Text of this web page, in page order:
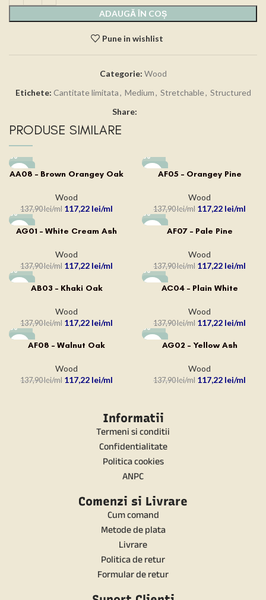
ADAUGĂ ÎN COȘ
Pune in wishlist
Categorie: Wood
Etichete: Cantitate limitata, Medium, Stretchable, Structured
Share:
PRODUSE SIMILARE
-15%
AA08 – Brown Orangey Oak
Wood
137,90lei 117,22 lei
-15%AF05 – Orangey Pine
Wood
137,90lei 117,22 lei
-15%
AG01 – White Cream Ash
Wood
137,90lei 117,22 lei
-15% AF07 – Pale Pine
Wood
137,90lei 117,22 lei
-15%AB03 – Khaki Oak
Wood
137,90lei 117,22 lei
-15%AC04 – Plain White
Wood
137,90lei 117,22 lei
-15%AF08 – Walnut Oak
Wood
137,90lei 117,22 lei
-15%AG02 – Yellow Ash
Wood
137,90lei 117,22 lei
Informatii
Termeni si conditii
Confidentialitate
Politica cookies
ANPC
Comenzi si Livrare
Cum comand
Metode de plata
Livrare
Politica de retur
Formular de retur